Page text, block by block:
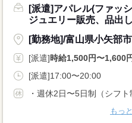
[派遣]アパレル(ファッ
ジュエリー販売、品出
[勤務地]/富山県小矢部
[派遣]時給1,500円〜1,600
[派遣]17:00〜20:00
・週休2日〜5日制（シフ
もっ